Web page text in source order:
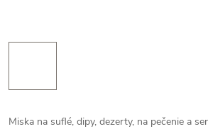
Miska na suflé, dipy, dezerty, na pečenie a